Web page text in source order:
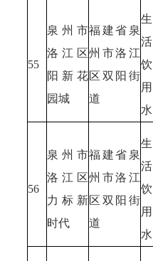
55
泉州市
洛江区
阳新花
园城
福建省泉
州市洛江
区双阳街
道
生
活
饮
用
水
56
泉州市
洛江区
力标新
时代
福建省泉
州市洛江
区双阳街
道
生
活
饮
用
水